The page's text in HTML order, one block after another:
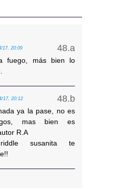
17, 20:09
fuego, más bien lo
17, 20:12
ya la pase, no es
mas bien es
R.A
susanita te